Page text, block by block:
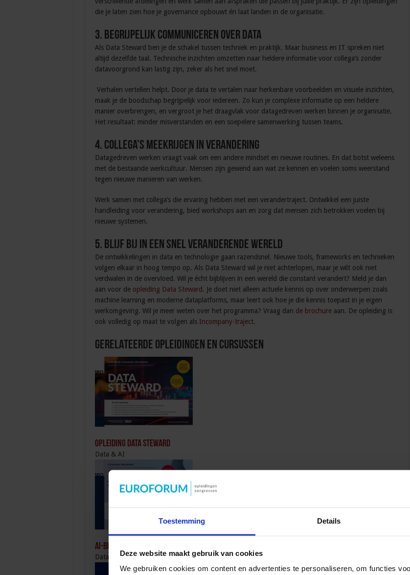
Toestemming Details
Deze website maakt gebruik van cookies
We gebruiken cookies om content en advertenties te personaliseren, om functies
die je laten zien hoe je governance opbouwt én laat landen in de organisatie.
3. Begrijpelijk communiceren over data
Als Data Steward ben je de schakel tussen techniek en praktijk. Maar business en IT spreken niet
altijd dezelfde taal. Technische inzichten omzetten naar heldere informatie voor collega’s zonder
datavoorgrond kan lastig zijn, zeker als het snel moet.
Verhalen vertellen helpt. Door je data te vertalen naar herkenbare voorbeelden en visuele inzichten,
maak je de boodschap begrijpelijk voor iedereen. Zo kun je complexe informatie op een heldere
manier overbrengen, en vergroot je het draagvlak voor datagedreven werken binnen je organisatie.
Het resultaat: minder misverstanden en een soepelere samenwerking tussen teams.
4. Collega’s meekrijgen in verandering
Datagedreven werken vraagt vaak om een andere mindset en nieuwe routines. En dat botst weleens
met de bestaande werkcultuur. Mensen zijn gewend aan wat ze kennen en voelen soms weerstand
tegen nieuwe manieren van werken.
Werk samen met collega’s die ervaring hebben met een verandertraject. Ontwikkel een juiste
handleiding voor verandering, bied workshops aan en zorg dat mensen zich betrokken voelen bij
nieuwe systemen.
5. Blijf bij in een snel veranderende wereld
De ontwikkelingen in data en technologie gaan razendsnel. Nieuwe tools, frameworks en technieken
volgen elkaar in hoog tempo op. Als Data Steward wil je niet achterlopen, maar je wilt ook niet
verdwalen in de overvloed. Wil je écht bijblijven in een wereld die constant verandert? Meld je dan
aan voor de opleiding Data Steward. Je doet niet alleen actuele kennis op over onderwerpen zoals
machine learning en moderne dataplatforms, maar leert ook hoe je die kennis toepast in je eigen
werkomgeving. Wil je meer weten over het programma? Vraag dan de brochureaan. De opleiding is
ook volledig op maat te volgen als Incompany-traject.
Gerelateerde Opleidingen en Cursussen
Opleiding Data Steward
Data & AI
AI-beleid opstellen voor jouw organisatie
Data & AI